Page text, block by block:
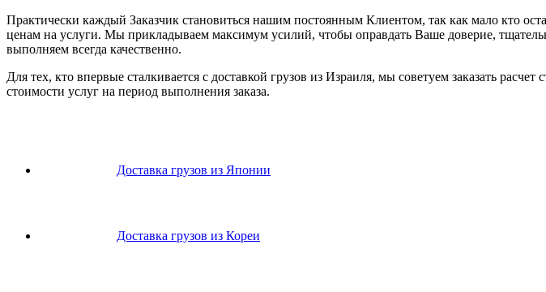
Практически каждый Заказчик становиться нашим постоянным Клиентом, так как мало кто
ценам на услуги. Мы прикладываем максимум усилий, чтобы оправдать Ваше доверие,
выполняем всегда качественно.
Для тех, кто впервые сталкивается с доставкой грузов из Израиля, мы советуем заказать
стоимости услуг на период выполнения заказа.
Доставка грузов из Японии
Доставка грузов из Кореи